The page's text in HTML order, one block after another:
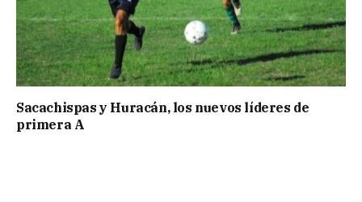
Sacachispas y Huracán, los nuevos líderes de
primera A